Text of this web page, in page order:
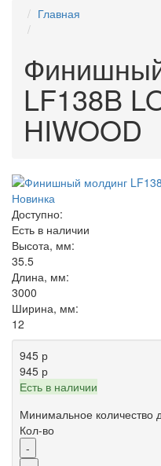
Главная
LF138B
HIWOOD
Новинка
Доступно:
Есть в наличии
Высота, мм:
35.5
Длина, мм:
3000
Ширина, мм:
12
945 р
945 р
Есть в наличии
Минимальное количество
Кол-во
-